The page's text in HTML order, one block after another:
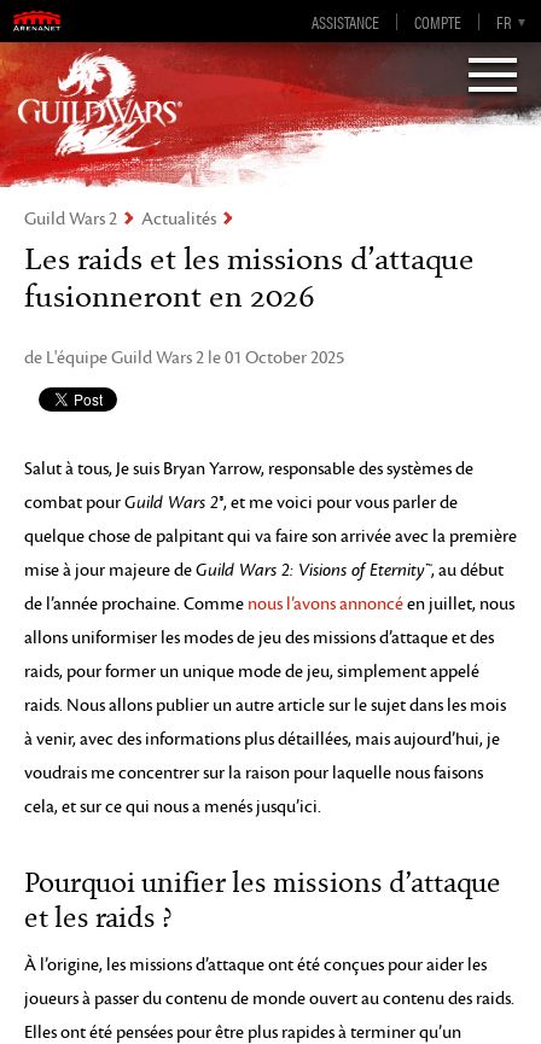
ASSISTANCE COMPTE FR
EN
DE
ES
EN-GB
Visions of Eternity
Guild Wars 2
Guild Wars 2 Actualités
Les raids et les missions d’attaque
fusionneront en 2026
de L'équipe Guild Wars 2 le 01 October 2025
Salut à tous, Je suis Bryan Yarrow, responsable des systèmes de
combat pourGuild Wars 2®, et me voici pour vous parler de
quelque chose de palpitant qui va faire son arrivée avec la première
mise à jour majeure deGuild Wars 2: Visions of Eternity™, au début
de l’année prochaine. Comme nous l’avons annoncéen juillet, nous
allons uniformiser les modes de jeu des missions d’attaque et des
raids, pour former un unique mode de jeu, simplement appelé
raids. Nous allons publier un autre article sur le sujet dans les mois
à venir, avec des informations plus détaillées, mais aujourd’hui, je
voudrais me concentrer sur la raison pour laquelle nous faisons
cela, et sur ce qui nous a menés jusqu’ici.
Pourquoi unifier les missions d’attaque
et les raids ?
À l’origine, les missions d’attaque ont été conçues pour aider les
joueurs à passer du contenu de monde ouvert au contenu des raids.
Elles ont été pensées pour être plus rapides à terminer qu’un